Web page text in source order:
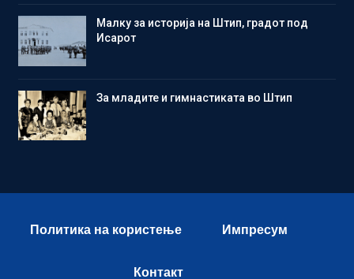
Малку за историја на Штип, градот под
Исарот
Зa младите и гимнастиката во Штип
Политика на користење Импресум
Контакт